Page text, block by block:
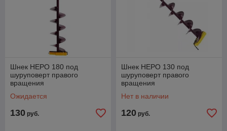
Шнек НЕРО 180 под
шуруповерт правого
вращения
Ожидается
130 руб.
Шнек НЕРО 130 под
шуруповерт правого
вращения
Нет в наличии
120 руб.